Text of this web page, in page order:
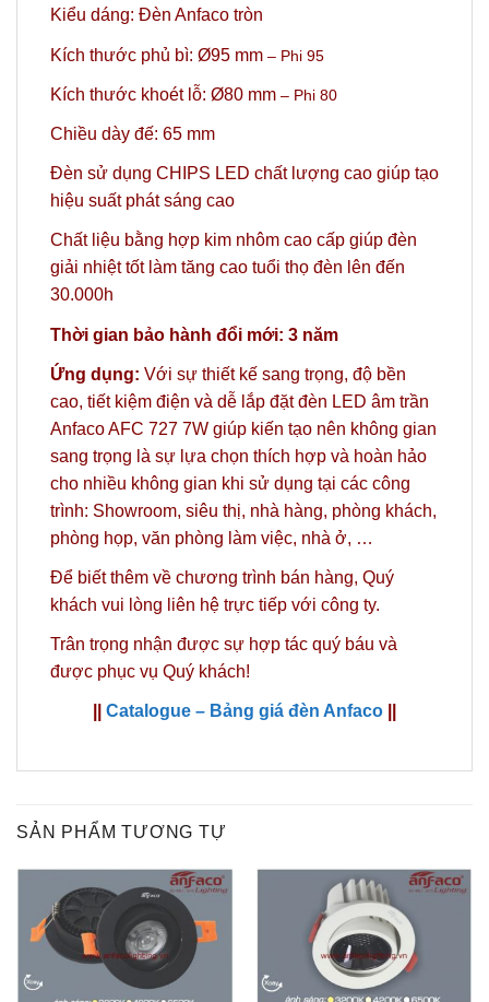
Kiểu dáng: Đèn Anfaco tròn
Kích thước phủ bì: Ø95 mm – Phi 95
Kích thước khoét lỗ: Ø80 mm – Phi 80
Chiều dày đế: 65 mm
Đèn sử dụng CHIPS LED chất lượng cao giúp tạo
hiệu suất phát sáng cao
Chất liệu bằng hợp kim nhôm cao cấp giúp đèn
giải nhiệt tốt làm tăng cao tuổi thọ đèn lên đến
30.000h
Thời gian bảo hành đổi mới: 3 năm
Ứng dụng: Với sự thiết kế sang trọng, độ bền
cao, tiết kiệm điện và dễ lắp đặt đèn LED âm trần
Anfaco AFC 727 7W giúp kiến tạo nên không gian
sang trọng là sự lựa chọn thích hợp và hoàn hảo
cho nhiều không gian khi sử dụng tại các công
trình: Showroom, siêu thị, nhà hàng, phòng khách,
phòng họp, văn phòng làm việc, nhà ở, …
Để biết thêm về chương trình bán hàng, Quý
khách vui lòng liên hệ trực tiếp với công ty.
Trân trọng nhận được sự hợp tác quý báu và
được phục vụ Quý khách!
Catalogue – Bảng giá đèn Anfaco
SẢN PHẨM TƯƠNG TỰ